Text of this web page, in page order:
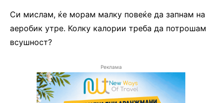
Си мислам, ќе морам малку повеќе да запнам на
аеробик утре. Колку калории треба да потрошам
всушност?
Реклама